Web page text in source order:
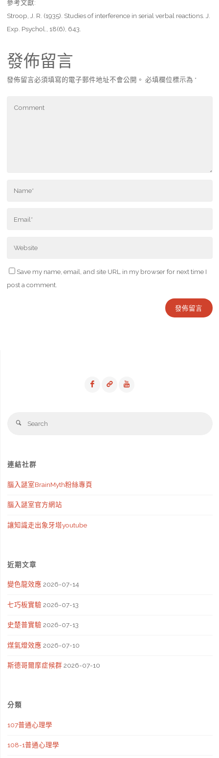
參考文獻:
Stroop, J. R. (1935). Studies of interference in serial verbal reactions. J.
Exp. Psychol., 18(6), 643.
發佈留言
發佈留言必須填寫的電子郵件地址不會公開。 必填欄位標示為 *
Save my name, email, and site URL in my browser for next time I
post a comment.
Search
連結社群
腦入謎室BrainMyth粉絲專頁
腦入謎室官方網站
讓知識走出象牙塔youtube
近期文章
變色龍效應 2026-07-14
七巧板實驗 2026-07-13
史楚普實驗 2026-07-13
煤氣燈效應 2026-07-10
斯德哥爾摩症候群 2026-07-10
分類
107普通心理學
108-1普通心理學